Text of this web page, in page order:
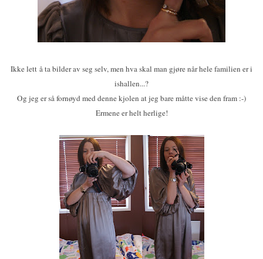
Ikke lett å ta bilder av seg selv, men hva skal man gjøre når hele familien er i
ishallen...?
Og jeg er så fornøyd med denne kjolen at jeg bare måtte vise den fram :-)
Ermene er helt herlige!